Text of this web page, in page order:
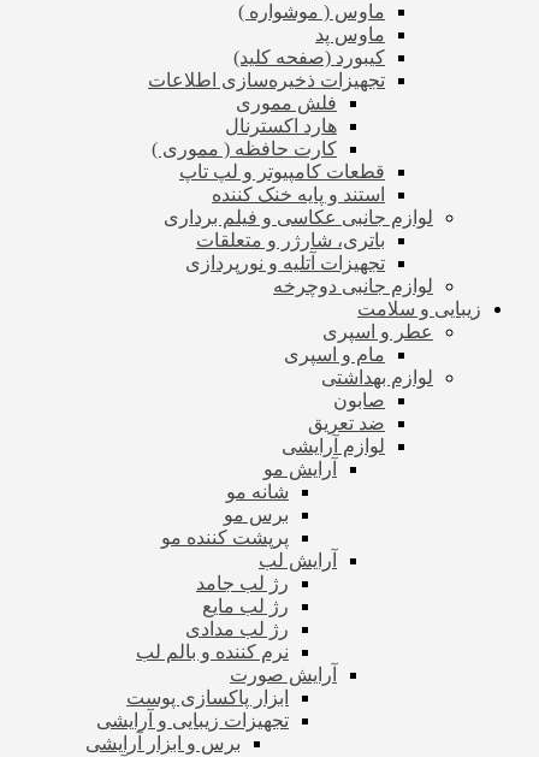
ماوس ( موشواره )
ماوس پد
کیبورد (صفحه کلید)
تجهیزات ذخیره‌سازی اطلاعات
فلش مموری
هارد اکسترنال
کارت حافظه ( مموری )
قطعات کامپیوتر و لپ تاپ
استند و پایه خنک کننده
لوازم جانبی عکاسی و فیلم برداری
باتری، شارژر و متعلقات
تجهیزات آتلیه و نورپردازی
لوازم جانبی دوچرخه
زیبایی و سلامت
عطر و اسپری
مام و اسپری
لوازم بهداشتی
صابون
ضد تعریق
لوازم آرایشی
آرایش مو
شانه مو
برس مو
پرپشت کننده مو
آرایش لب
رژ لب جامد
رژ لب مایع
رژ لب مدادی
نرم کننده و بالم لب
آرایش صورت
ابزار پاکسازی پوست
تجهیزات زیبایی و آرایشی
برس و ابزار آرایشی